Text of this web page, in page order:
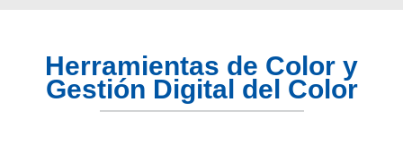
Herramientas de Color y
Gestión Digital del Color